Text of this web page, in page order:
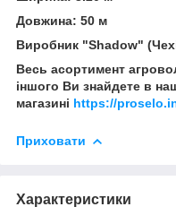
Довжина: 50 м
Виробник "Shadow"
Весь асортимент
іншого Ви знайдете в
магазині https://
Приховати
Характеристики